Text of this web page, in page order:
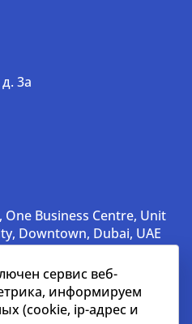
3a
One Business Centre, Unit
Downtown, Dubai, UAE
сервис веб-
информируем
(cookie, ip-адрес и